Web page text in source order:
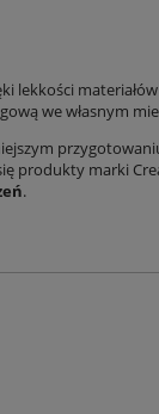
lekkości
we własnym
produkty marki
.